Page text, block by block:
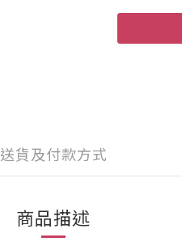
送貨及付款方式
商品描述